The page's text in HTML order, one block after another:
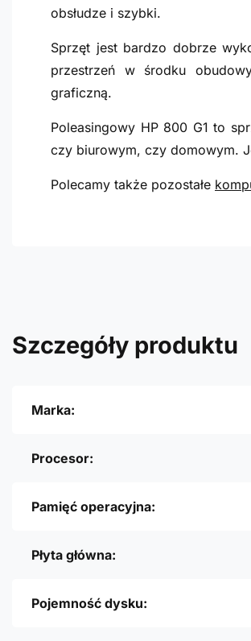
obsłudze i szybki.
Sprzęt jest bardzo dobrze
przestrzeń w środku
graficzną.
Poleasingowy HP 800 G1 to
czy biurowym, czy domowym.
Polecamy także pozostałe
Szczegóły produktu
Marka:
Procesor:
Pamięć operacyjna:
Płyta główna:
Pojemność dysku: